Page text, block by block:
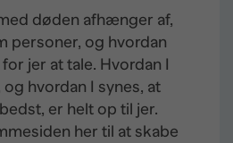
døden afhænger af,
personer, og hvordan
jer at tale. Hvordan I
hvordan I synes, at
er helt op til jer.
her til at skabe